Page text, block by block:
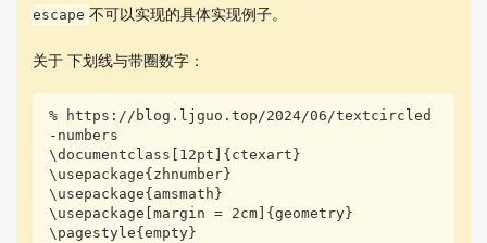
escape 不可以实现的具体实现例子。
关于 下划线与带圈数字：
% https://blog.ljguo.top/2024/06/textcircled
-numbers
\documentclass[12pt]{ctexart}
\usepackage{zhnumber}
\usepackage{amsmath}
\usepackage[margin = 2cm]{geometry}
\pagestyle{empty}